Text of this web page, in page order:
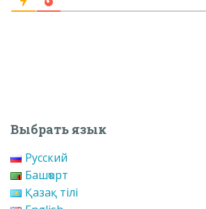
Выбрать язык
Русский
Башҡорт
Қазақ тілі